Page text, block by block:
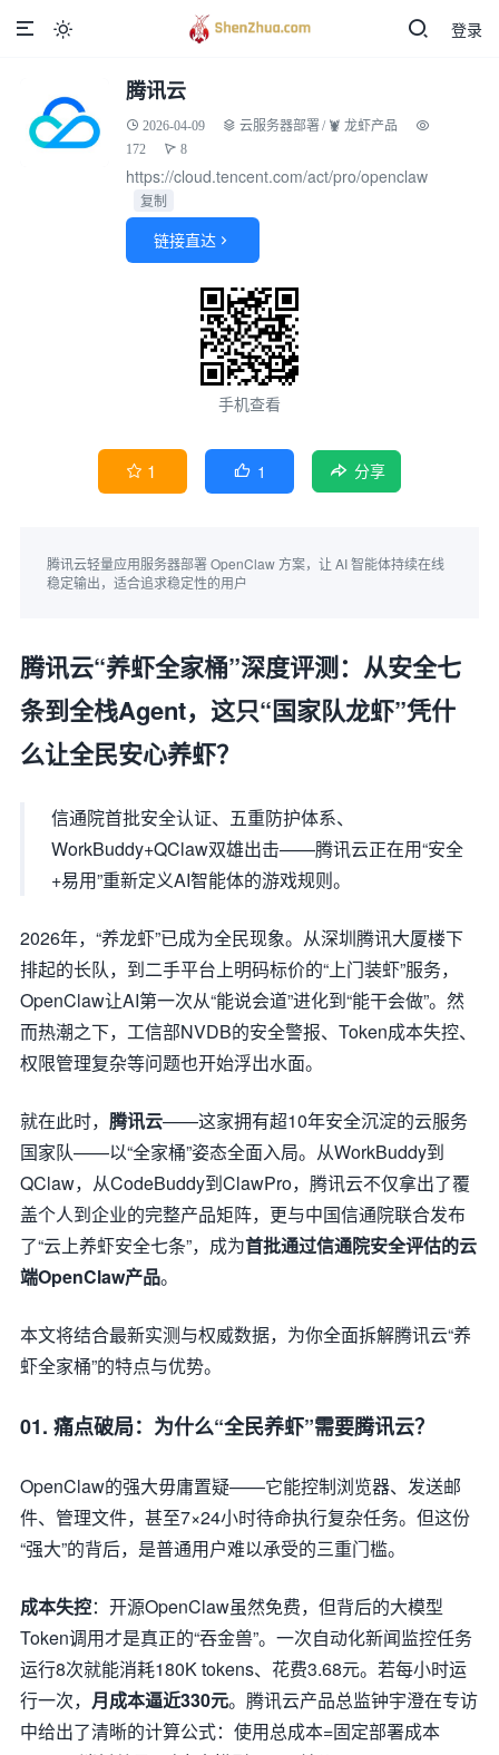
登录

腾讯云
2026-04-09 云服务器部署/ 🦞 龙虾产品
172
8
https://cloud.tencent.com/act/pro/openclaw
复制
链接直达 
手机查看
 1  1 分享
腾讯云轻量应用服务器部署 OpenClaw 方案，让 AI 智能体持续在线
稳定输出，适合追求稳定性的用户
腾讯云“养虾全家桶”深度评测：从安全七
条到全栈Agent，这只“国家队龙虾”凭什
么让全民安心养虾？
信通院首批安全认证、五重防护体系、
WorkBuddy+QClaw双雄出击——腾讯云正在用“安全
+易用”重新定义AI智能体的游戏规则。
2026年，“养龙虾”已成为全民现象。从深圳腾讯大厦楼下
排起的长队，到二手平台上明码标价的“上门装虾”服务，
OpenClaw让AI第一次从“能说会道”进化到“能干会做”。然
而热潮之下，工信部NVDB的安全警报、Token成本失控、
权限管理复杂等问题也开始浮出水面。
就在此时， 腾讯云——这家拥有超10年安全沉淀的云服务
国家队——以“全家桶”姿态全面入局。从WorkBuddy到
QClaw，从CodeBuddy到ClawPro，腾讯云不仅拿出了覆
盖个人到企业的完整产品矩阵，更与中国信通院联合发布
了“云上养虾安全七条”，成为首批通过信通院安全评估的云
端OpenClaw产品。
本文将结合最新实测与权威数据，为你全面拆解腾讯云“养
虾全家桶”的特点与优势。
01. 痛点破局：为什么“全民养虾”需要腾讯云？
OpenClaw的强大毋庸置疑——它能控制浏览器、发送邮
件、管理文件，甚至7×24小时待命执行复杂任务。但这份
“强大”的背后，是普通用户难以承受的三重门槛。
成本失控：开源OpenClaw虽然免费，但背后的大模型
Token调用才是真正的“吞金兽”。一次自动化新闻监控任务
运行8次就能消耗180K tokens、花费3.68元。若每小时运
行一次， 月成本逼近330元。腾讯云产品总监钟宇澄在专访
中给出了清晰的计算公式：使用总成本=固定部署成本